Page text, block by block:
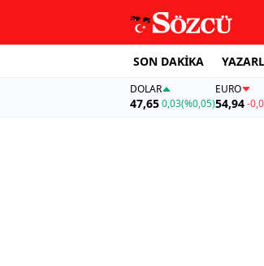
SON DAKİKA
DOLAR
47,650,03(%0,05)
EURO
54,94 -